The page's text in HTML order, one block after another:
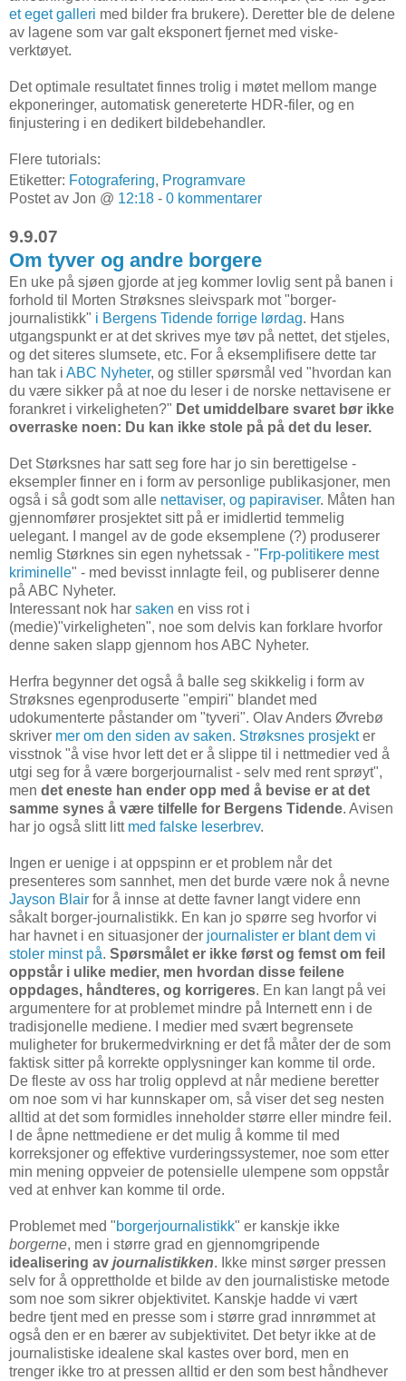
et eget galleri med bilder fra brukere). Deretter ble de delene
av lagene som var galt eksponert fjernet med viske-
verktøyet.
Det optimale resultatet finnes trolig i møtet mellom mange
ekponeringer, automatisk genereterte HDR-filer, og en
finjustering i en dedikert bildebehandler.
Flere tutorials:
Etiketter: Fotografering, Programvare
Postet av Jon @ 12:18 - 0 kommentarer
9.9.07
Om tyver og andre borgere
En uke på sjøen gjorde at jeg kommer lovlig sent på banen i
forhold til Morten Strøksnes sleivspark mot "borger-
journalistikk" i Bergens Tidende forrige lørdag. Hans
utgangspunkt er at det skrives mye tøv på nettet, det stjeles,
og det siteres slumsete, etc. For å eksemplifisere dette tar
han tak i ABC Nyheter, og stiller spørsmål ved "hvordan kan
du være sikker på at noe du leser i de norske nettavisene er
forankret i virkeligheten?" Det umiddelbare svaret bør ikke
overraske noen: Du kan ikke stole på på det du leser.
Det Størksnes har satt seg fore har jo sin berettigelse -
eksempler finner en i form av personlige publikasjoner, men
også i så godt som alle nettaviser, og papiraviser. Måten han
gjennomfører prosjektet sitt på er imidlertid temmelig
uelegant. I mangel av de gode eksemplene (?) produserer
nemlig Størknes sin egen nyhetssak - "Frp-politikere mest
kriminelle" - med bevisst innlagte feil, og publiserer denne
på ABC Nyheter.
Interessant nok har saken en viss rot i
(medie)"virkeligheten", noe som delvis kan forklare hvorfor
denne saken slapp gjennom hos ABC Nyheter.
Herfra begynner det også å balle seg skikkelig i form av
Strøksnes egenproduserte "empiri" blandet med
udokumenterte påstander om "tyveri". Olav Anders Øvrebø
skriver mer om den siden av saken. Strøksnes prosjekter
visstnok "å vise hvor lett det er å slippe til i nettmedier ved å
utgi seg for å være borgerjournalist - selv med rent sprøyt",
men det eneste han ender opp med å bevise er at det
samme synes å være tilfelle for Bergens Tidende. Avisen
har jo også slitt litt med falske leserbrev.
Ingen er uenige i at oppspinn er et problem når det
presenteres som sannhet, men det burde være nok å nevne
Jayson Blair for å innse at dette favner langt videre enn
såkalt borger-journalistikk. En kan jo spørre seg hvorfor vi
har havnet i en situasjoner der journalister er blant dem vi
stoler minst på. Spørsmålet er ikke først og femst om feil
oppstår i ulike medier, men hvordan disse feilene
oppdages, håndteres, og korrigeres. En kan langt på vei
argumentere for at problemet mindre på Internett enn i de
tradisjonelle mediene. I medier med svært begrensete
muligheter for brukermedvirkning er det få måter der de som
faktisk sitter på korrekte opplysninger kan komme til orde.
De fleste av oss har trolig opplevd at når mediene beretter
om noe som vi har kunnskaper om, så viser det seg nesten
alltid at det som formidles inneholder større eller mindre feil.
I de åpne nettmediene er det mulig å komme til med
korreksjoner og effektive vurderingssystemer, noe som etter
min mening oppveier de potensielle ulempene som oppstår
ved at enhver kan komme til orde.
Problemet med "borgerjournalistikk" er kanskje ikke
borgerne, men i større grad en gjennomgripende
idealisering av journalistikken. Ikke minst sørger pressen
selv for å opprettholde et bilde av den journalistiske metode
som noe som sikrer objektivitet. Kanskje hadde vi vært
bedre tjent med en presse som i større grad innrømmet at
også den er en bærer av subjektivitet. Det betyr ikke at de
journalistiske idealene skal kastes over bord, men en
trenger ikke tro at pressen alltid er den som best håndhever